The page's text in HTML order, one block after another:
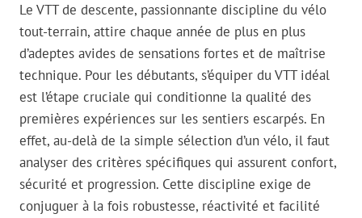
Le VTT de descente, passionnante discipline du vélo
tout-terrain, attire chaque année de plus en plus
d’adeptes avides de sensations fortes et de maîtrise
technique. Pour les débutants, s’équiper du VTT idéal
est l’étape cruciale qui conditionne la qualité des
premières expériences sur les sentiers escarpés. En
effet, au-delà de la simple sélection d’un vélo, il faut
analyser des critères spécifiques qui assurent confort,
sécurité et progression. Cette discipline exige de
conjuguer à la fois robustesse, réactivité et facilité